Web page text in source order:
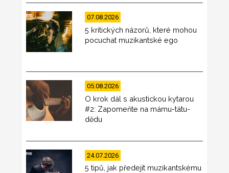
07.08.2026
5 kritických názorů, které mohou
pocuchat muzikantské ego
05.08.2026
O krok dál s akustickou kytarou
#2: Zapomeňte na mámu-tátu-
dědu
24.07.2026
5 tipů, jak předejít muzikantskému